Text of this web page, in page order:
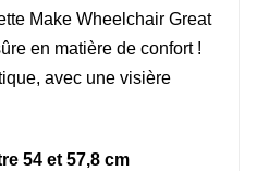
Make Wheelchair Great
en matière de confort !
avec une visière
54 et 57,8 cm